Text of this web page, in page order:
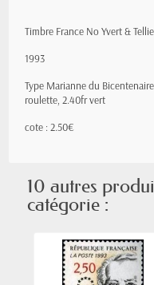
Timbre France No Yvert &
1993
Type Marianne du
roulette, 2.40fr vert
cote : 2.50€
10 autres
catégorie :